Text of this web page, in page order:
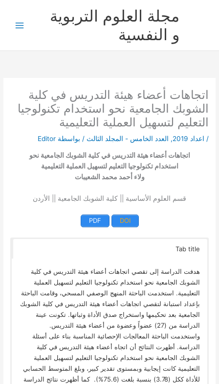
مجلة العلوم التربوية
و النفسية
اتجاهات أعضاء هيئة التدريس في كلية
الشوبك الجامعية نحو استخدام تكنولوجيا
التعليم لتسهيل العملية التعليمية
/ اعداد 2019 , العدد الخامس - المجلد الثالث / بواسطة Editor
اتجاهات أعضاء هيئة التدريس في كلية الشوبك الجامعية نحو
استخدام تكنولوجيا التعليم لتسهيل العملية التعليمية
ولاء أحمد محمد الشعيبات
قسم العلوم الأساسية || كلية الشوبك الجامعية || الأردن
DOI
PDF
Tab title
هدفت الدراسة إلى تقصي اتجاهات أعضاء هيئة التدريس في كلية
الشوبك الجامعية نحو استخدام تكنولوجيا التعليم لتسهيل العملية
التعليمية. استخدمت الباحثة المنهج الوصفي المسحي، وقامت الباحثة
بإعداد استبانة لتقصي اتجاهات أعضاء هيئة التدريس في كلية الشوبك
الجامعية بعد تحكيمها واستخراج صدق الأداة وثباتها. تكونت عينة
الدراسة من (27) عضواً وعضوة من أعضاء هيئة التدريس.
واستخدمت الباحثة المعالجات الإحصائية المناسبة بناء على أسئلة
الدراسة. أظهرت النتائج أن اتجاه أعضاء هيئة التدريس في كلية
الشوبك الجامعية نحو استخدام تكنولوجيا التعليم لتسهيل العملية
التعليمية كانت إيجابية وبمستوى تقدير كبير، وبلغ المتوسط الحسابي
للأداة ككل (3.78) بنسبة بلغت (75.6%). كما أظهرت نتائج الدراسة